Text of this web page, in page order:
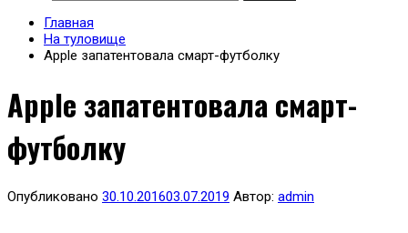
Главная
На туловище
Apple запатентовала смарт-футболку
Apple запатентовала смарт-
футболку
Опубликовано 30.10.201603.07.2019 Автор: admin